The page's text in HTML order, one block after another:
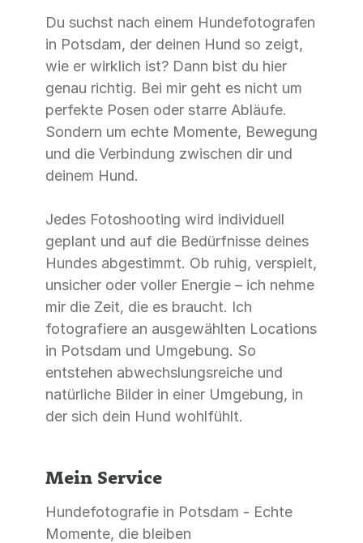
Du suchst nach einem Hundefotografen
in Potsdam, der deinen Hund so zeigt,
wie er wirklich ist? Dann bist du hier
genau richtig. Bei mir geht es nicht um
perfekte Posen oder starre Abläufe.
Sondern um echte Momente, Bewegung
und die Verbindung zwischen dir und
deinem Hund.
Jedes Fotoshooting wird individuell
geplant und auf die Bedürfnisse deines
Hundes abgestimmt. Ob ruhig, verspielt,
unsicher oder voller Energie – ich nehme
mir die Zeit, die es braucht. Ich
fotografiere an ausgewählten Locations
in Potsdam und Umgebung. So
entstehen abwechslungsreiche und
natürliche Bilder in einer Umgebung, in
der sich dein Hund wohlfühlt.
Mein Service
Hundefotografie in Potsdam - Echte
Momente, die bleiben